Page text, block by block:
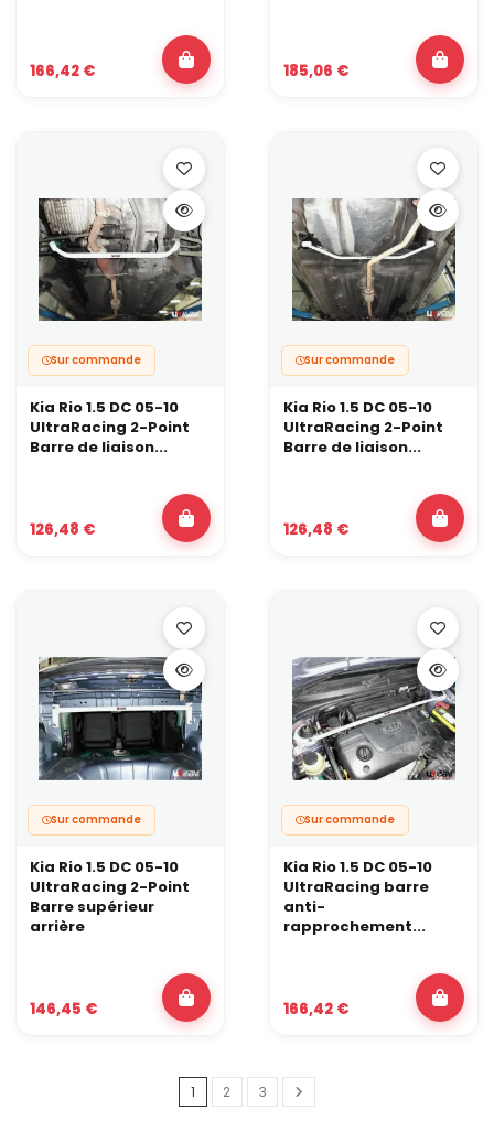
166,42 € 185,06 €
Sur commande
Kia Rio 1.5 DC 05-10
UltraRacing 2-Point
Barre de liaison...
126,48 €
Sur commande
Kia Rio 1.5 DC 05-10
UltraRacing 2-Point
Barre de liaison...
126,48 €
Sur commande
Kia Rio 1.5 DC 05-10
UltraRacing 2-Point
Barre supérieur
arrière
146,45 €
Sur commande
Kia Rio 1.5 DC 05-10
UltraRacing barre
anti-
rapprochement...
166,42 €
1 2 3